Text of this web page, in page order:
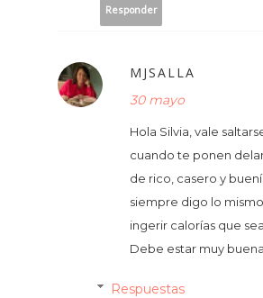
Responder
MJSALLA
30 mayo
Hola Silvia, vale
cuando te ponen
de rico, casero y
siempre digo lo
ingerir calorías que
Debe estar muy
Respuestas